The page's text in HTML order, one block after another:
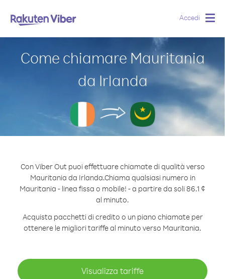
Accedi
Come chiamare Mauritania
da Irlanda
Con Viber Out puoi effettuare chiamate di qualità verso
Mauritania da Irlanda.Chiama qualsiasi numero in
Mauritania - linea fissa o mobile! - a partire da soli 86.1 ¢
al minuto.
Acquista pacchetti di credito o un piano chiamate per
ottenere le migliori tariffe al minuto verso Mauritania.
Visualizza tariffe